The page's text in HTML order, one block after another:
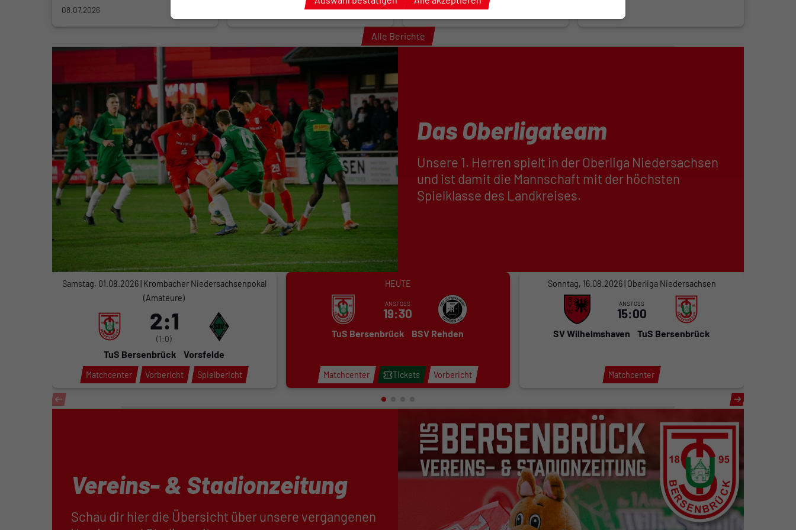
08.07.2026 01.07.2026
Alle Berichte
Das Oberligateam
Unsere 1. Herren spielt in der Oberliga Niedersachsen
und ist damit die Mannschaft mit der höchsten
Spielklasse des Landkreises.
Samstag, 01.08.2026 | Krombacher Niedersachsenpokal
(Amateure)
2:1
(1:0)
TuS Bersenbrück Vorsfelde
Matchcenter Vorbericht Spielbericht
HEUTE
ANSTOSS
19:30
TuS Bersenbrück BSV Rehden
Matchcenter Tickets Vorbericht
Sonntag, 16.08.2026 | Oberliga Niedersachsen
ANSTOSS
15:00
SV Wilhelmshaven TuS Bersenbrück
Matchcenter
Vereins- & Stadionzeitung
Schau dir hier die Übersicht über unsere vergangenen